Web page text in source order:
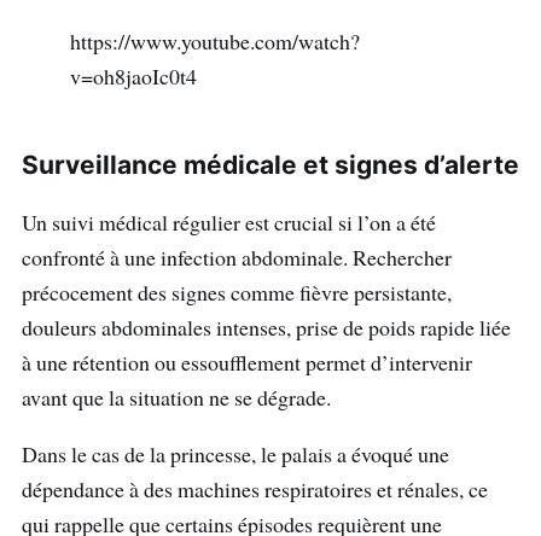
https://www.youtube.com/watch?
v=oh8jaoIc0t4
Surveillance médicale et signes d’alerte
Un suivi médical régulier est crucial si l’on a été
confronté à une infection abdominale. Rechercher
précocement des signes comme fièvre persistante,
douleurs abdominales intenses, prise de poids rapide liée
à une rétention ou essoufflement permet d’intervenir
avant que la situation ne se dégrade.
Dans le cas de la princesse, le palais a évoqué une
dépendance à des machines respiratoires et rénales, ce
qui rappelle que certains épisodes requièrent une